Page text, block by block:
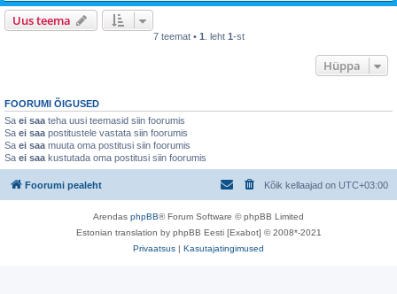
Uus teema
7 teemat • 1 . leht 1-st
Hüppa
FOORUMI ÕIGUSED
Sa ei saa teha uusi teemasid siin foorumis
Sa ei saa postitustele vastata siin foorumis
Sa ei saa muuta oma postitusi siin foorumis
Sa ei saa kustutada oma postitusi siin foorumis
Foorumi pealeht Kõik kellaajad on UTC+03:00
Arendas phpBB® Forum Software © phpBB Limited
Estonian translation by phpBB Eesti [Exabot] © 2008*-2021
Privaatsus | Kasutajatingimused